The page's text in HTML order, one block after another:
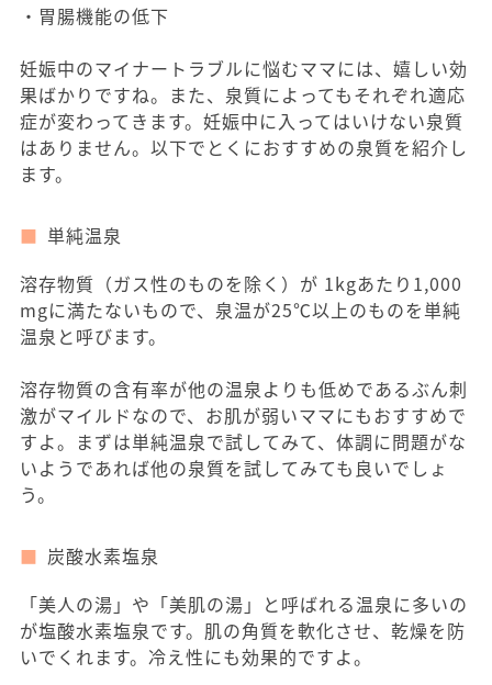
・胃腸機能の低下
妊娠中のマイナートラブルに悩むママには、嬉しい効
果ばかりですね。また、泉質によってもそれぞれ適応
症が変わってきます。妊娠中に入ってはいけない泉質
はありません。以下でとくにおすすめの泉質を紹介し
ます。
単純温泉
溶存物質（ガス性のものを除く）が 1kgあたり1,000
mgに満たないもので、泉温が25℃以上のものを単純
温泉と呼びます。
溶存物質の含有率が他の温泉よりも低めであるぶん刺
激がマイルドなので、お肌が弱いママにもおすすめで
すよ。まずは単純温泉で試してみて、体調に問題がな
いようであれば他の泉質を試してみても良いでしょ
う。
炭酸水素塩泉
「美人の湯」や「美肌の湯」と呼ばれる温泉に多いの
が塩酸水素塩泉です。肌の角質を軟化させ、乾燥を防
いでくれます。冷え性にも効果的ですよ。